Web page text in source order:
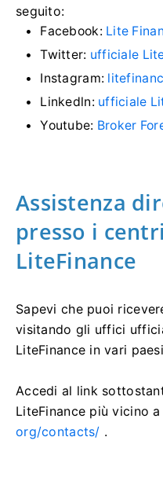
seguito:
Facebook: Lite
Twitter: ufficiale
Instagram:
Linkedln: ufficiale
Youtube: Broker
Assistenza
presso i
LiteFinance
Sapevi che puoi
visitando gli uffici
LiteFinance in vari
Accedi al link
LiteFinance più vicino
org/contacts/ .